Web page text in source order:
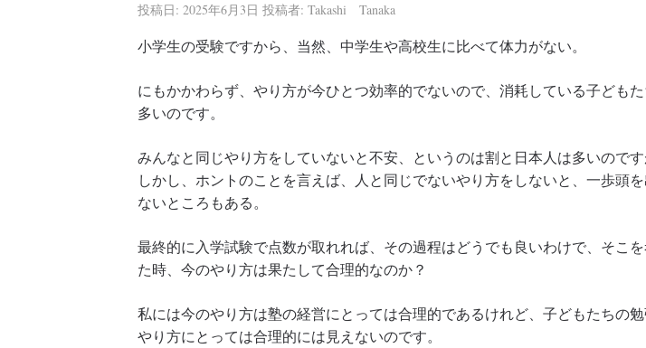
投稿日: 2025年6月3日 投稿者: Takashi Tanaka
小学生の受験ですから、当然、中学生や高校生に比べて体力がない。
にもかかわらず、やり方が今ひとつ効率的でないので、消耗している子ども
多いのです。
みんなと同じやり方をしていないと不安、というのは割と日本人は多いのです
しかし、ホントのことを言えば、人と同じでないやり方をしないと、一歩頭
ないところもある。
最終的に入学試験で点数が取れれば、その過程はどうでも良いわけで、そこを
た時、今のやり方は果たして合理的なのか？
私には今のやり方は塾の経営にとっては合理的であるけれど、子どもたちの
やり方にとっては合理的には見えないのです。